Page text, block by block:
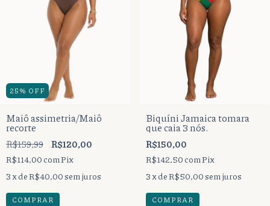
25% OFF
Maiô assimetria/Maiô
recorte
R$159,99 R$120,00
R$114,00 comPix
3x deR$40,00sem juros
COMPRAR
Biquíni Jamaica tomara
que caia 3 nós.
R$150,00
R$142,50 comPix
3x deR$50,00sem juros
COMPRAR